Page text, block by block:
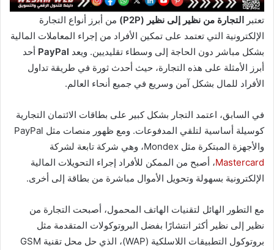
تعتبر التجارة من نظير إلى نظير (P2P)
من أبرز أنواع التجارة
الإلكترونية التي تعتمد على تمكين الأفراد من إجراء المعاملات المالية
بشكل مباشر دون الحاجة إلى وسطاء تقليديين. ويعد PayPal أحد
أبرز الأمثلة على هذه التجارة، حيث أحدث ثورة في طريقة تداول
الأفراد للمال بشكل آمن وسريع في جميع أنحاء العالم.
في السابق، اعتمد التجار بشكل كبير على بطاقات الائتمان التجارية
كوسيلة أساسية لتلقي المدفوعات. ومع ظهور منصات مثل PayPal
والأجهزة المبتكرة مثل Mondex، وهي شركة تابعة لشركة
Mastercard، أصبح من الممكن للأفراد إجراء التحويلات المالية
الإلكترونية بسهولة وتحويل الأموال مباشرة من بطاقة إلى أخرى.
مع التطور الهائل لتقنيات الهاتف المحمول، أصبحت التجارة من
نظير إلى نظير أكثر انتشارًا بفضل البروتوكولات المتقدمة مثل
بروتوكول التطبيقات اللاسلكية (WAP)، الذي حل محل تقنية GSM